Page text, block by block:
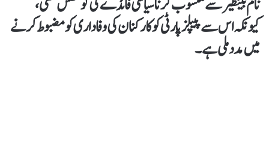
کیونکہ اس سے پیپلز پارٹی کو کارکنان کی وفاداری کو مضبوط کرنے
میں مدد ملی ہے۔